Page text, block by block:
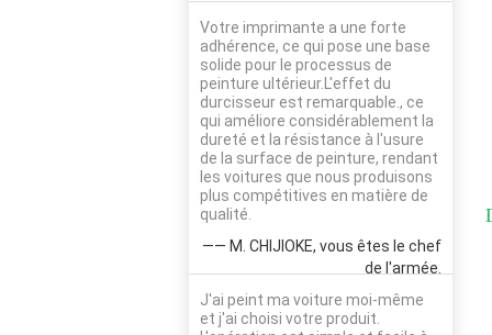
Votre imprimante a une forte
adhérence, ce qui pose une base
solide pour le processus de
peinture ultérieur.L'effet du
durcisseur est remarquable., ce
qui améliore considérablement la
dureté et la résistance à l'usure
de la surface de peinture, rendant
les voitures que nous produisons
plus compétitives en matière de
qualité.
—— M. CHIJIOKE, vous êtes le chef
de l'armée.
J'ai peint ma voiture moi-même
et j'ai choisi votre produit.